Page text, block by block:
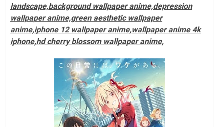
landscape,background wallpaper anime,depression
wallpaper anime,green aesthetic wallpaper
anime,iphone 12 wallpaper anime,wallpaper anime 4k
iphone,hd cherry blossom wallpaper anime,